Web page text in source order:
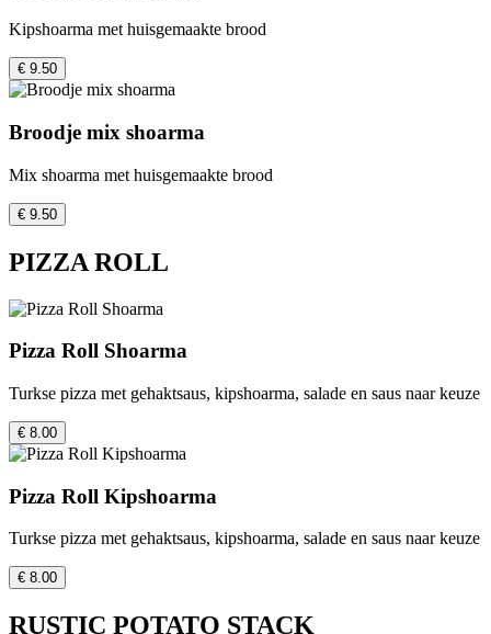
Kipshoarma met huisgemaakte brood
€ 9.50
Broodje mix shoarma
Mix shoarma met huisgemaakte brood
€ 9.50
PIZZA ROLL
Pizza Roll Shoarma
Turkse pizza met gehaktsaus, kipshoarma, salade en saus naar keuze
€ 8.00
Pizza Roll Kipshoarma
Turkse pizza met gehaktsaus, kipshoarma, salade en saus naar keuze
€ 8.00
RUSTIC POTATO STACK